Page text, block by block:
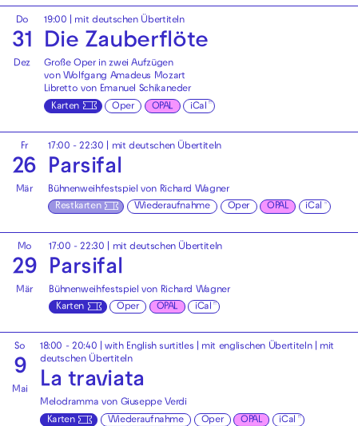
Do
31
Dez
19:00 mit deutschen Übertiteln
Die Zauberflöte
Große Oper in zwei Aufzügen
von Wolfgang Amadeus Mozart
Libretto von Emanuel Schikaneder
Karten
Oper OPAL iCal
Fr
26
Mär
17:00 - 22:30 mit deutschen Übertiteln
Parsifal
Bühnenweihfestspiel von Richard Wagner
Restkarten
Wiederaufnahme Oper OPAL iCal
Mo
29
Mär
17:00 - 22:30 mit deutschen Übertiteln
Parsifal
Bühnenweihfestspiel von Richard Wagner
Karten
Oper OPAL iCal
So
9
Mai
18:00 - 20:40 |with English surtitles | mit englischen Übertiteln| mit
deutschen Übertiteln
La traviata
Melodramma von Giuseppe Verdi
Karten
Wiederaufnahme Oper OPAL iCal